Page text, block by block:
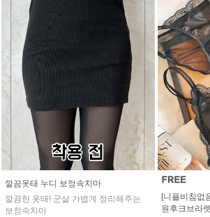
깔끔옷태 누디 보정속치마
깔끔한 옷태! 군살 가볍게 정리해주는
보정속치마
[니플비침없
원후크브라